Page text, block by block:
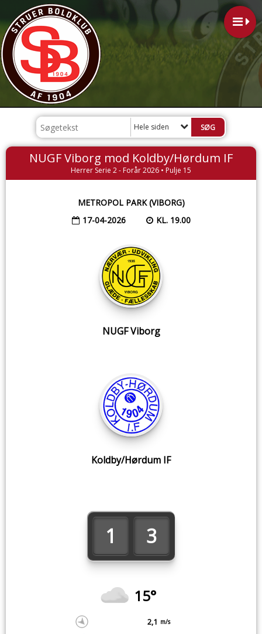
Hele siden
NUGF Viborg mod Koldby/Hørdum IF
Herrer Serie 2 - Forår 2026 • Pulje 15
METROPOL PARK (VIBORG)
17-04-2026
KL. 19.00
NUGF Viborg
1 3
15°
2,1 m/s
Koldby/Hørdum IF